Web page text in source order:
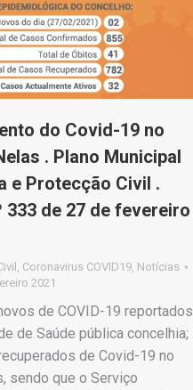
do Covid-19 no
. Plano Municipal
e Protecção Civil .
333 de 27 de fevereiro
Coronavirus COVID19 Notícias
2021
de COVID-19 reportados
de Saúde pública concelhia;
de Covid-19 no
sendo que o Serviço